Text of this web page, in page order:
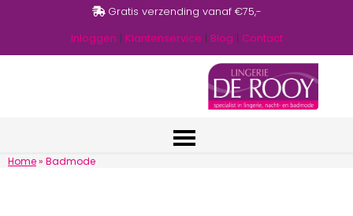
Gratis verzending vanaf €75,-
Inloggen | Klantenservice | Blog | Contact
Home» Badmode